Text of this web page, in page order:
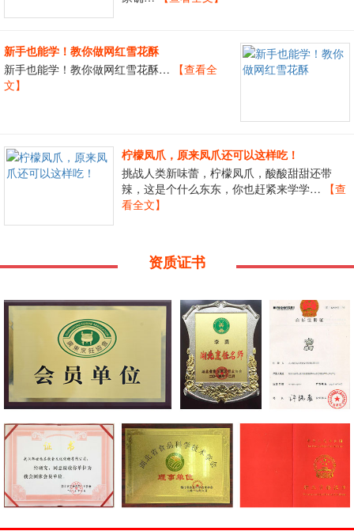
新手也能学！教你做网红雪花酥
新手也能学！教你做网红雪花酥…
【查看全
文】
柠檬凤爪，原来凤爪还可以这样吃！
挑战人类新味蕾，柠檬凤爪，酸酸甜甜还带
辣，这是个什么东东，你也赶紧来学学…
【查
看全文】
资质证书